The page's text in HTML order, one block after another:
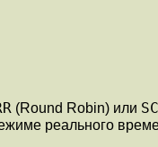
(Round Robin) или
реального